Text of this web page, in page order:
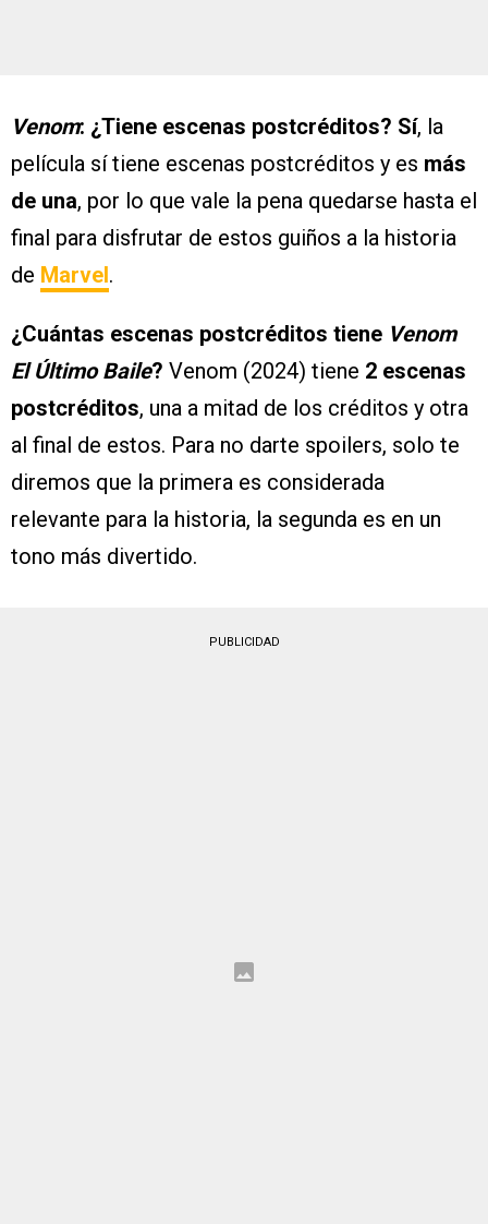
Venom: ¿Tiene escenas postcréditos? Sí, la
película sí tiene escenas postcréditos y es más
de una, por lo que vale la pena quedarse hasta el
final para disfrutar de estos guiños a la historia
de Marvel.
¿Cuántas escenas postcréditos tiene Venom
El Último Baile? Venom (2024) tiene 2 escenas
postcréditos, una a mitad de los créditos y otra
al final de estos. Para no darte spoilers, solo te
diremos que la primera es considerada
relevante para la historia, la segunda es en un
tono más divertido.
PUBLICIDAD